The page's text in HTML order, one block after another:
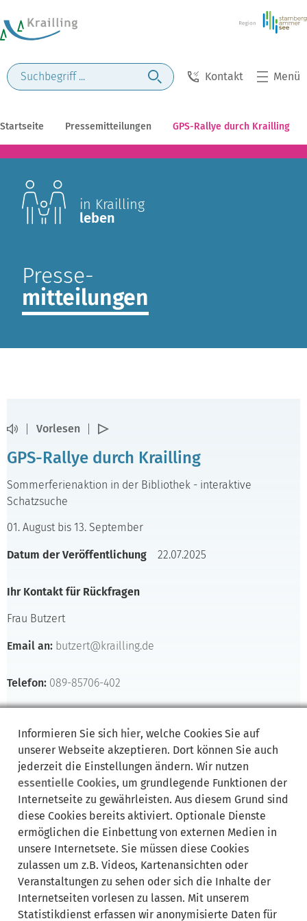
Kontakt Menü
Startseite Pressemitteilungen GPS-Rallye durch Krailling
in Krailling
leben
Presse-
mitteilungen
Vorlesen
GPS-Rallye durch Krailling
Sommerferienaktion in der Bibliothek - interaktive
Schatzsuche
01. August bis 13. September
Datum der Veröffentlichung 22.07.2025
Ihr Kontakt für Rückfragen
Frau Butzert
Email an: butzert@krailling.de
Telefon: 089-85706-402
GPS-Ralley durch Krailling
Copyright by: Gemeinde Krailling
alle Beiträge
Pressemitteilungen
Informieren Sie sich hier, welche Cookies Sie auf
unserer Webseite akzeptieren. Dort können Sie auch
jederzeit die Einstellungen ändern. Wir nutzen
essentielle Cookies, um grundlegende Funktionen der
Internetseite zu gewährleisten. Aus diesem Grund sind
diese Cookies bereits aktiviert. Optionale Dienste
ermöglichen die Einbettung von externen Medien in
unsere Internetsete. Sie müssen diese Cookies
zulassen um z.B. Videos, Kartenansichten oder
Veranstaltungen zu sehen oder sich die Inhalte der
Internetseiten vorlesen zu lassen. Mit unserem
Statistikdienst erfassen wir anonymisierte Daten für